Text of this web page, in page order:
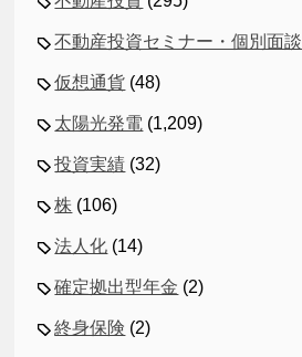
不動産投資セミナー・個別面談
仮想通貨 (48)
太陽光発電 (1,209)
投資実績 (32)
株 (106)
法人化 (14)
確定拠出型年金 (2)
終身保険 (2)